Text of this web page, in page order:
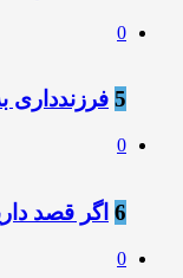
0
5 فرزندداری
0
6 اگر قصد
0